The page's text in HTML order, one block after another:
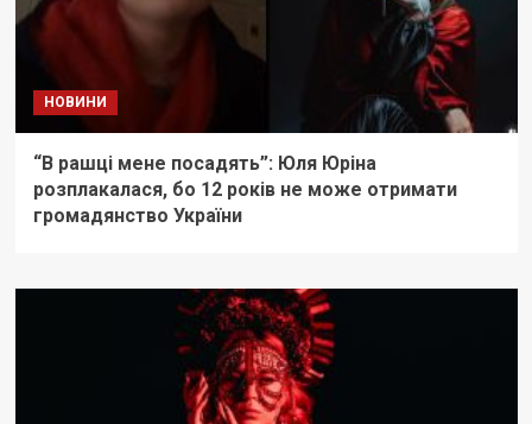
НОВИНИ
“В рашці мене посадять”: Юля Юріна
розплакалася, бо 12 років не може отримати
громадянство України